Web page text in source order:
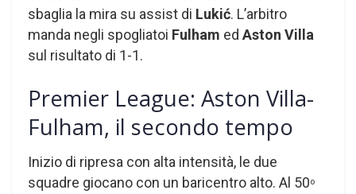
sbaglia la mira su assist di Lukić. L’arbitro
manda negli spogliatoi Fulham ed Aston Villa
sul risultato di 1-1.
Premier League: Aston Villa-
Fulham, il secondo tempo
Inizio di ripresa con alta intensità, le due
squadre giocano con un baricentro alto. Al 50o